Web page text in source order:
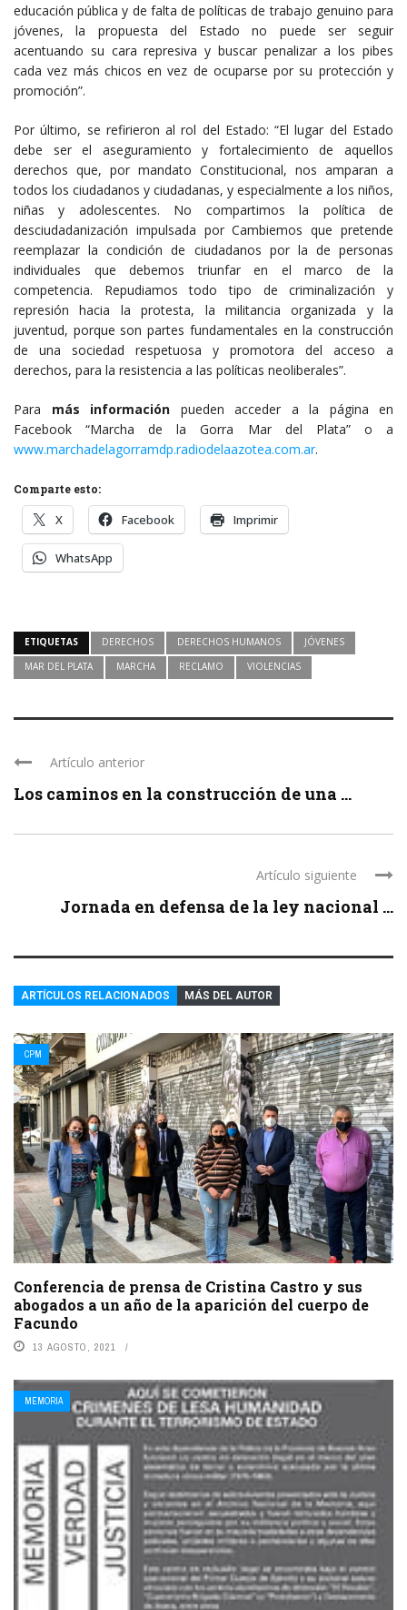
educación pública y de falta de políticas de trabajo genuino para
jóvenes, la propuesta del Estado no puede ser seguir
acentuando su cara represiva y buscar penalizar a los pibes
cada vez más chicos en vez de ocuparse por su protección y
promoción”.
Por último, se refirieron al rol del Estado: “El lugar del Estado
debe ser el aseguramiento y fortalecimiento de aquellos
derechos que, por mandato Constitucional, nos amparan a
todos los ciudadanos y ciudadanas, y especialmente a los niños,
niñas y adolescentes. No compartimos la política de
desciudadanización impulsada por Cambiemos que pretende
reemplazar la condición de ciudadanos por la de personas
individuales que debemos triunfar en el marco de la
competencia. Repudiamos todo tipo de criminalización y
represión hacia la protesta, la militancia organizada y la
juventud, porque son partes fundamentales en la construcción
de una sociedad respetuosa y promotora del acceso a
derechos, para la resistencia a las políticas neoliberales”.
Para más información pueden acceder a la página en
Facebook “Marcha de la Gorra Mar del Plata” o a
www.marchadelagorramdp.radiodelaazotea.com.ar.
Comparte esto:
X Facebook Imprimir
WhatsApp
ETIQUETAS DERECHOS DERECHOS HUMANOS
JÓVENES
MAR DEL PLATA
MARCHA RECLAMO VIOLENCIAS
Artículo anterior
Los caminos en la construcción de una ...
Artículo siguiente
Jornada en defensa de la ley nacional ...
ARTÍCULOS RELACIONADOS MÁS DEL AUTOR
CPM
Conferencia de prensa de Cristina Castro y sus
abogados a un año de la aparición del cuerpo de
Facundo
13 AGOSTO, 2021
MEMORIA